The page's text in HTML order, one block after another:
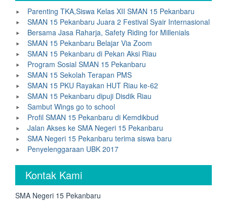
Parenting TKA,Siswa Kelas XII SMAN 15 Pekanbaru
SMAN 15 Pekanbaru Juara 2 Festival Syair Internasional
Bersama Jasa Raharja, Safety Riding for Millenials
SMAN 15 Pekanbaru Belajar Via Zoom
SMAN 15 Pekanbaru di Pekan Aksi Riau
Program Sosial SMAN 15 Pekanbaru
SMAN 15 Sekolah Terapan PMS
SMAN 15 PKU Rayakan HUT Riau ke-62
SMAN 15 Pekanbaru dipuji Disdik Riau
Sambut Wings go to school
Profil SMAN 15 Pekanbaru di Kemdikbud
Jalan Akses ke SMA Negeri 15 Pekanbaru
SMA Negeri 15 Pekanbaru terima siswa baru
Penyelenggaraan UBK 2017
Kontak Kami
SMA Negeri 15 Pekanbaru